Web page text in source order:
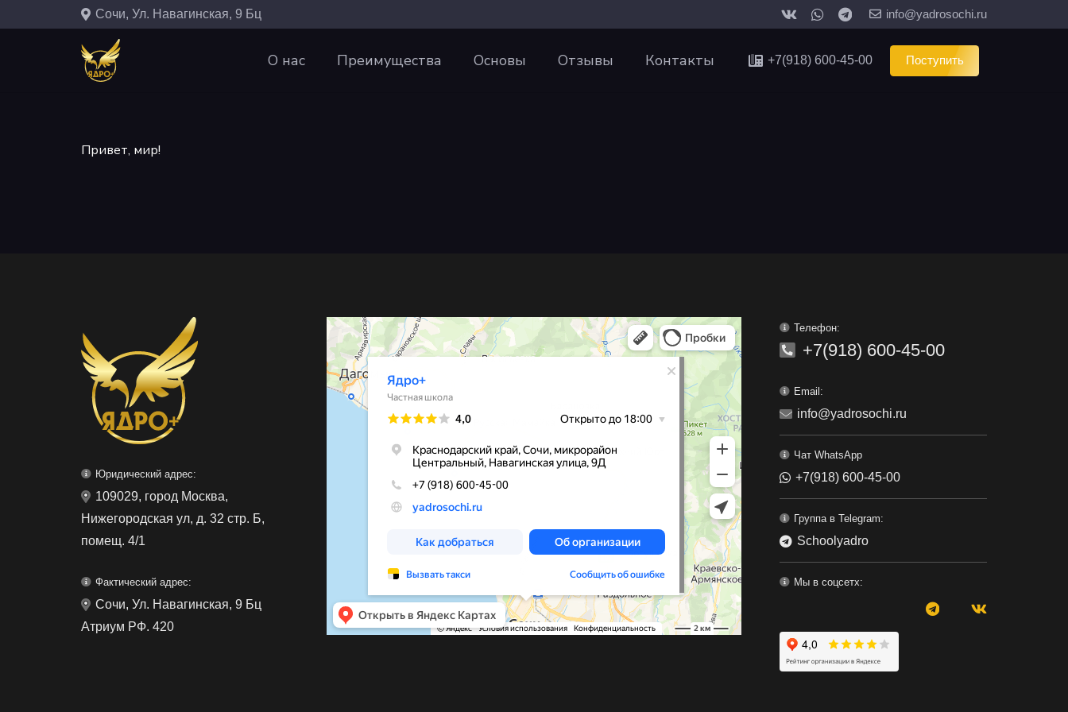
Сочи, Ул. Навагинская, 9 Бц info@yadrosochi.ru
О нас Преимущества Основы Отзывы Контакты +7(918) 600-45-00 Поступить
Привет, мир!
Юридический адрес:
109029, город Москва,
Нижегородская ул, д. 32 стр. Б,
помещ. 4/1
Фактический адрес:
Сочи, Ул. Навагинская, 9 Бц
Атриум РФ. 420
Телефон:
+7(918) 600-45-00
Email:
info@yadrosochi.ru
Чат WhatsApp
+7(918) 600-45-00
Группа в Telegram:
Schoolyadro
Мы в соцсетх: